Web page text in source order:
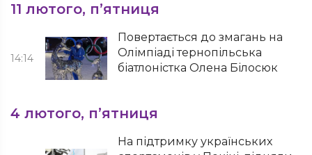
11 лютого, п’ятниця
14:14
Повертається до змагань на
Олімпіаді тернопільська
біатлоністка Олена Білосюк
4 лютого, п’ятниця
На підтримку українських